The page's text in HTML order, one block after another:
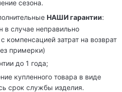
сезона.
НАШИ гарантии:
в случае неправильно
компенсацией затрат на возврат
примерки)
до 1 года;
купленного товара в виде
срок службы изделия.